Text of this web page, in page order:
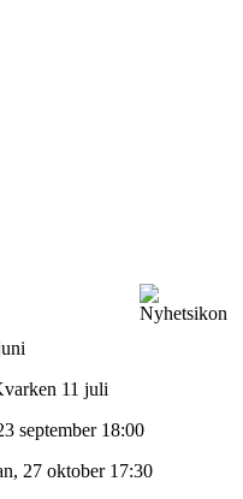
11 juli
september 18:00
27 oktober 17:30